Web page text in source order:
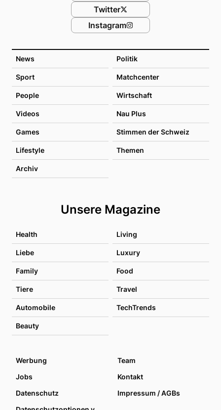
News Politik
Sport Matchcenter
People Wirtschaft
Videos Nau Plus
Games Stimmen der Schweiz
Lifestyle Themen
Archiv
Unsere Magazine
Health Living
Liebe Luxury
Family Food
Tiere Travel
Automobile TechTrends
Beauty
Twitter
Instagram
Werbung
Team
Jobs
Kontakt
Datenschutz
Impressum / AGBs